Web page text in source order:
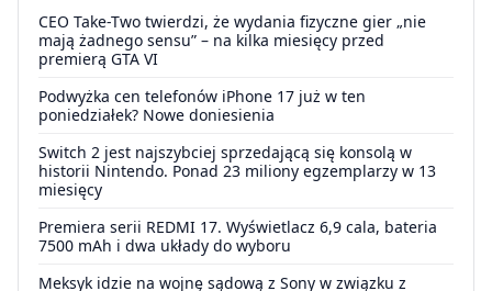
CEO Take-Two twierdzi, że wydania fizyczne gier „nie
mają żadnego sensu” – na kilka miesięcy przed
premierą GTA VI
Podwyżka cen telefonów iPhone 17 już w ten
poniedziałek? Nowe doniesienia
Switch 2 jest najszybciej sprzedającą się konsolą w
historii Nintendo. Ponad 23 miliony egzemplarzy w 13
miesięcy
Premiera serii REDMI 17. Wyświetlacz 6,9 cala, bateria
7500 mAh i dwa układy do wyboru
Meksyk idzie na wojnę sądową z Sony w związku z